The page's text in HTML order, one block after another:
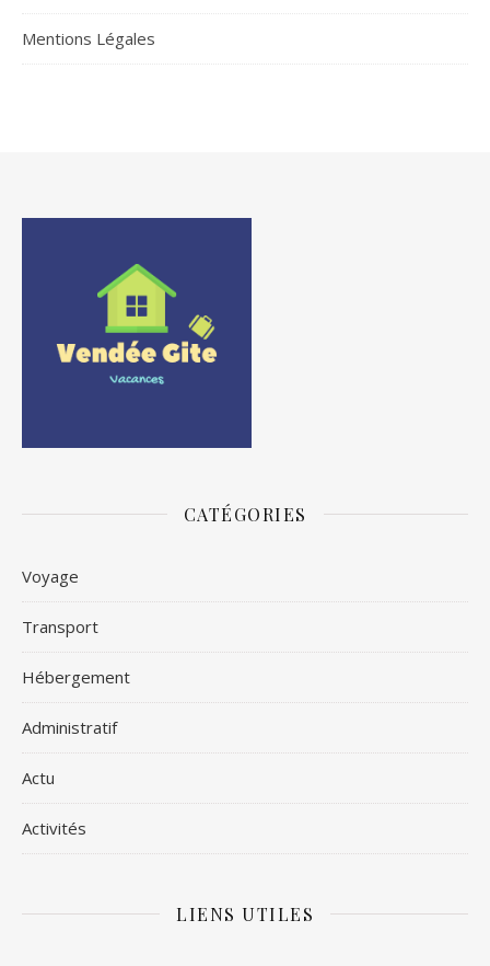
Mentions Légales
CATÉGORIES
Voyage
Transport
Hébergement
Administratif
Actu
Activités
LIENS UTILES